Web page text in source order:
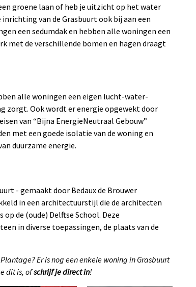
groene laan of heb je uitzicht op het water
van de Grasbuurt ook bij aan een
een sedumdak en hebben alle woningen een
met de verschillende bomen en hagen draagt
alle woningen een eigen lucht-water-
zorgt. Ook wordt er energie opgewekt door
van “Bijna EnergieNeutraal Gebouw”
met een goede isolatie van de woning en
duurzame energie.
- gemaakt door Bedaux de Brouwer
in een architectuurstijl die de architecten
op de (oude) Delftse School. Deze
in diverse toepassingen, de plaats van de
Er is nog een enkele woning in Grasbuurt
dit is, ofschrijf je direct in!